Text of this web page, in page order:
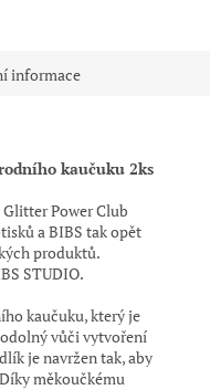
informace
kaučuku 2ks
Power Club
a BIBS tak opět
produktů.
STUDIO.
kaučuku, který je
vůči vytvoření
je navržen tak, aby
měkoučkému